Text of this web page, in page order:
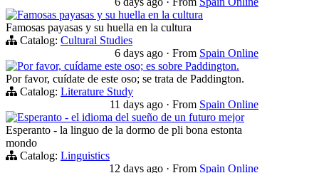
Famosas payasas y su huella en la cultura
Famosas payasas y su huella en la cultura
Catalog: Cultural Studies
6 days ago · From Spain Online
Por favor, cuídame este oso; es sobre Paddington.
Por favor, cuídate de este oso; se trata de Paddington.
Catalog: Literature Study
11 days ago · From Spain Online
Esperanto - el idioma del sueño de un futuro mejor
Esperanto - la linguo de la dormo de pli bona estonta
mondo
Catalog: Linguistics
12 days ago · From Spain Online